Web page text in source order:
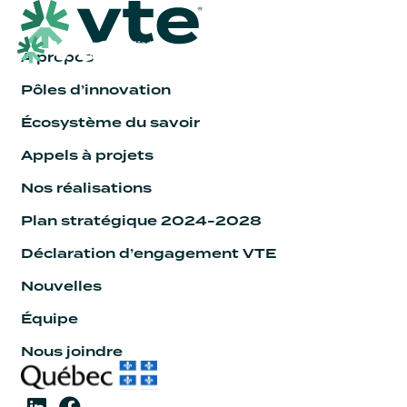
À propos
Pôles d’innovation
Écosystème du savoir
Appels à projets
Nos réalisations
Plan stratégique 2024-2028
Déclaration d’engagement VTE
Nouvelles
Équipe
Nous joindre